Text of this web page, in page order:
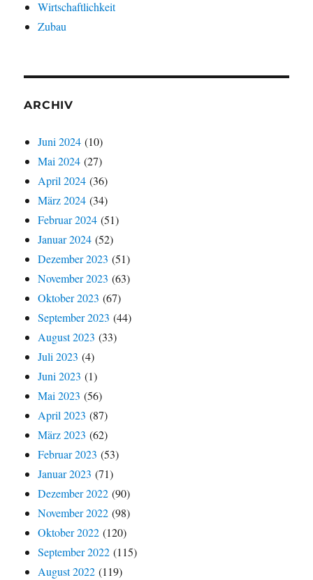
Wirtschaftlichkeit
Zubau
ARCHIV
Juni 2024 (10)
Mai 2024 (27)
April 2024 (36)
März 2024 (34)
Februar 2024 (51)
Januar 2024 (52)
Dezember 2023 (51)
November 2023 (63)
Oktober 2023 (67)
September 2023 (44)
August 2023 (33)
Juli 2023 (4)
Juni 2023 (1)
Mai 2023 (56)
April 2023 (87)
März 2023 (62)
Februar 2023 (53)
Januar 2023 (71)
Dezember 2022 (90)
November 2022 (98)
Oktober 2022 (120)
September 2022 (115)
August 2022 (119)